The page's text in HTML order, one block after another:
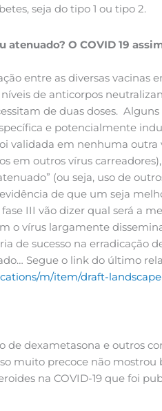
seja do tipo 1 ou tipo 2.
O COVID 19
entre as diversas vacinas
de anticorpos
de duas doses.
e potencialmente
validada em nenhuma outra
em outros vírus
(ou seja, uso de
de que um seja
III vão dizer qual será a
o vírus largamente
de sucesso na erradicação
Segue o link do último
m/item/draft-
de dexametasona e outros
muito precoce não mostrou
na COVID-19 que foi